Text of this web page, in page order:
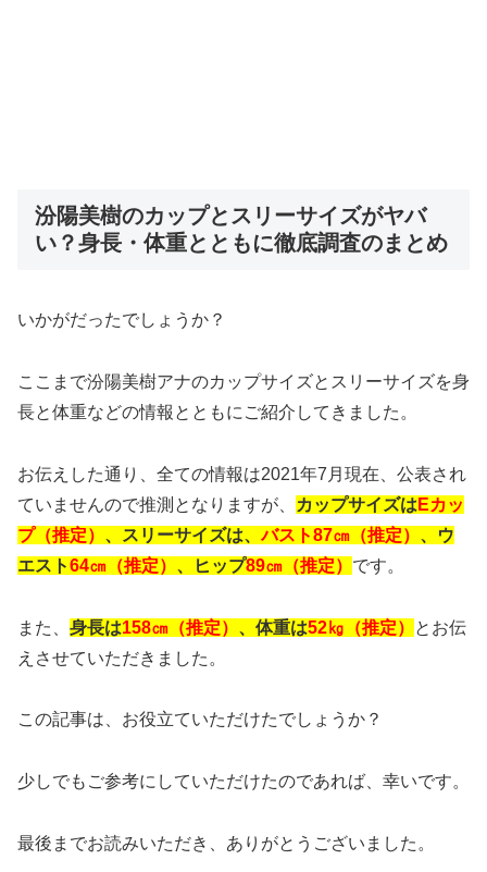
汾陽美樹のカップとスリーサイズがヤバ
い？身長・体重とともに徹底調査のまとめ
いかがだったでしょうか？
ここまで汾陽美樹アナのカップサイズとスリーサイズを身
長と体重などの情報とともにご紹介してきました。
お伝えした通り、全ての情報は2021年7月現在、公表され
ていませんので推測となりますが、
カップサイズは Eカッ
プ（推定） 、スリーサイズは、バスト87㎝（推定） 、ウ
エスト64㎝（推定） 、ヒップ89㎝（推定） です。
また、 身長は158㎝（推定） 、体重は52㎏（推定）
とお伝
えさせていただきました。
この記事は、お役立ていただけたでしょうか？
少しでもご参考にしていただけたのであれば、幸いです。
最後までお読みいただき、ありがとうございました。